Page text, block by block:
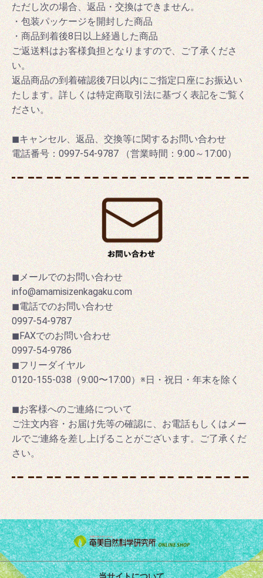
ただし次の場合、返品・交換はできません。
・包装パッケージを開封した商品
・商品到着後8日以上経過した商品
ご返送料はお客様負担となりますので、ご了承くださ
い。
返品商品の到着確認後7日以内にご指定口座にお振込い
たします。詳しくは特定商取引法に基づく表記をご覧く
ださい。
◼キャンセル、返品、交換等に関するお問い合わせ
電話番号：0997-54-9787 （営業時間：9:00～17:00）
◼メールでのお問い合わせ
info@amamisizenkagaku.com
◼電話でのお問い合わせ
0997-54-9787
◼FAXでのお問い合わせ
0997-54-9786
◼フリーダイヤル
0120-155-038（9:00〜17:00）※日・祝日・年末を除く
◼お客様へのご連絡について
ご注文内容・お届け先等の確認に、お電話もしくはメー
ルでご連絡を差し上げることがございます。ご了承くだ
さい。